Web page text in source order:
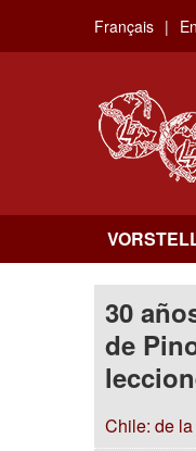
main
Français
30
de
Chile: de